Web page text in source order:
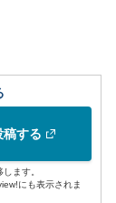
する
ます。
にも表示されま